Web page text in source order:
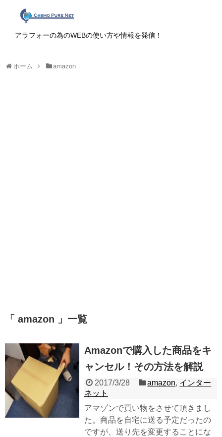
アラフォーの為のWEBの使い方や情報を発信！
ホーム amazon
「 amazon 」一覧
Amazonで購入した商品をキ
ャンセル！その方法を解説
2017/3/28 amazon, インター
ネット
アマゾンで買い物をさせて頂きまし
た。商品を自宅に送る予定だったの
ですが、送り先を変更することにな